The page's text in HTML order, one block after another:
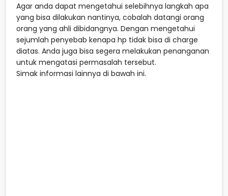
Agar anda dapat mengetahui selebihnya langkah apa
yang bisa dilakukan nantinya, cobalah datangi orang
orang yang ahli dibidangnya. Dengan mengetahui
sejumlah penyebab kenapa hp tidak bisa di charge
diatas. Anda juga bisa segera melakukan penanganan
untuk mengatasi permasalah tersebut.
Simak informasi lainnya di bawah ini.